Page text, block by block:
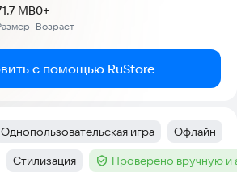
MB
Возраст
0+
с помощью RuStore
Тег:
Однопользовательская игра Тег:
Офлайн
Тег:
Стилизация Тег :Проверено вручную и